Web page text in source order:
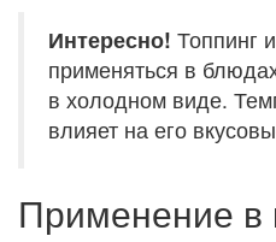
Интересно! Топпинг
применяться в
в холодном виде.
влияет на его
Применение в